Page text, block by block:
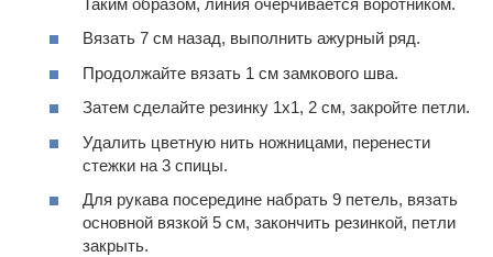
Вязать 7 см назад, выполнить ажурный ряд.
Продолжайте вязать 1 см замкового шва.
Затем сделайте резинку 1х1, 2 см, закройте петли.
Удалить цветную нить ножницами, перенести
стежки на 3 спицы.
Для рукава посередине набрать 9 петель, вязать
основной вязкой 5 см, закончить резинкой, петли
закрыть.